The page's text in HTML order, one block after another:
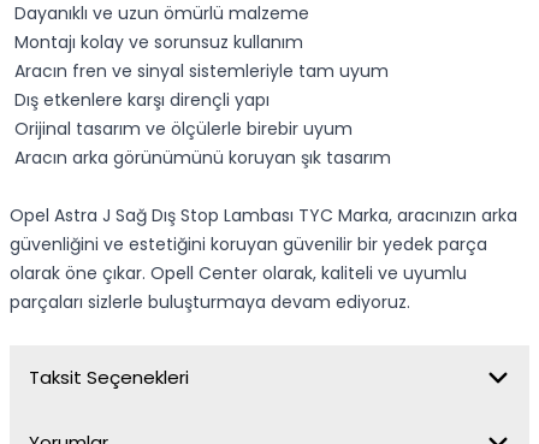
Dayanıklı ve uzun ömürlü malzeme
Montajı kolay ve sorunsuz kullanım
Aracın fren ve sinyal sistemleriyle tam uyum
Dış etkenlere karşı dirençli yapı
Orijinal tasarım ve ölçülerle birebir uyum
Aracın arka görünümünü koruyan şık tasarım
Opel Astra J Sağ Dış Stop Lambası TYC Marka, aracınızın arka
güvenliğini ve estetiğini koruyan güvenilir bir yedek parça
olarak öne çıkar. Opell Center olarak, kaliteli ve uyumlu
parçaları sizlerle buluşturmaya devam ediyoruz.
Taksit Seçenekleri